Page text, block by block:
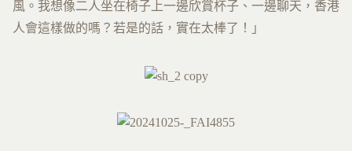
風。我想像二人坐在椅子上一邊欣賞杯子、一邊聊天，香港
人會這樣做的嗎？若是的話，實在太棒了！」